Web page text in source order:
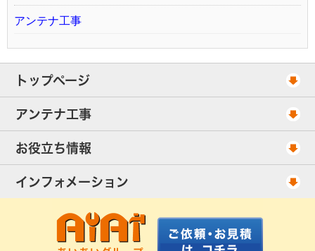
アンテナ工事
トップページ
工事スケジュール
当社が選ばれる理由
出張エリア
アンテナ工事
アンテナ工事・料金
UHFアンテナ工事・料金
配線ケーブル追加工事・料金
お役立ち情報
ご相談事例
アンテナの種類
工事について
インフォメーション
お客様の声